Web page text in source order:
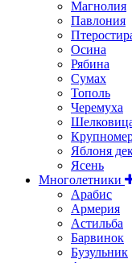
Магнолия
Павлония
Осина
Рябина
Сумах
Тополь
Черемуха
Яблоня
Ясень
Многолетники
Арабис
Армерия
Астильбa
Барвинок
Бузульник